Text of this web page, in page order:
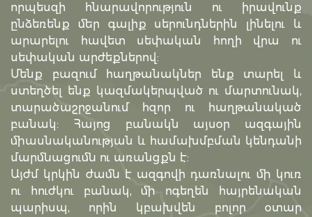
որպեսզի հնարավորություն ու իրավունք
ընձեռենք մեր գալիք սերունդներին լինելու և
արարելու հավետ սեփական հողի վրա ու
սեփական արժեքներով:
Մենք բազում հաղթանակներ ենք տարել և
ստեղծել ենք կազմակերպված ու մարտունակ,
տարածաշրջանում հզոր ու հաղթանակած
բանակ: Հայոց բանակն այսօր ազգային
միասնականության և համախմբման կենդանի
մարմնացումն ու առանցքն է:
Այժմ կրկին ժամն է ազգովի դառնալու մի կուռ
ու հուժկու բանակ, մի ոգեղեն հայրենական
պարիսպ, որին կբախվեն բոլոր օտար